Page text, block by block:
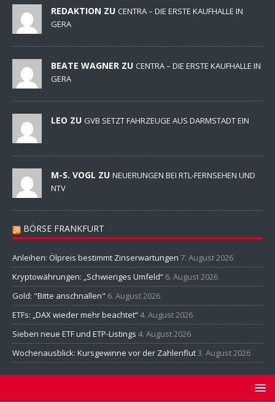
REDAKTION ZU CENTRA – DIE ERSTE KAUFHALLE IN
GERA
BEATE WAGNER ZU CENTRA – DIE ERSTE KAUFHALLE IN
GERA
LEO ZU GVB SETZT FAHRZEUGE AUS DARMSTADT EIN
M-S. VOGL ZU NEUERUNGEN BEI RTL-FERNSEHEN UND
NTV
BÖRSE FRANKFURT
Anleihen: Ölpreis bestimmt Zinserwartungen 7. August 2026
Kryptowährungen: „Schwieriges Umfeld“ 6. August 2026
Gold: "Bitte anschnallen" 6. August 2026
ETFs: „DAX wieder mehr beachtet“4. August 2026
Sieben neue ETF und ETP-Listings 4. August 2026
Wochenausblick: Kursgewinne vor der Zahlenflut3. August 2026